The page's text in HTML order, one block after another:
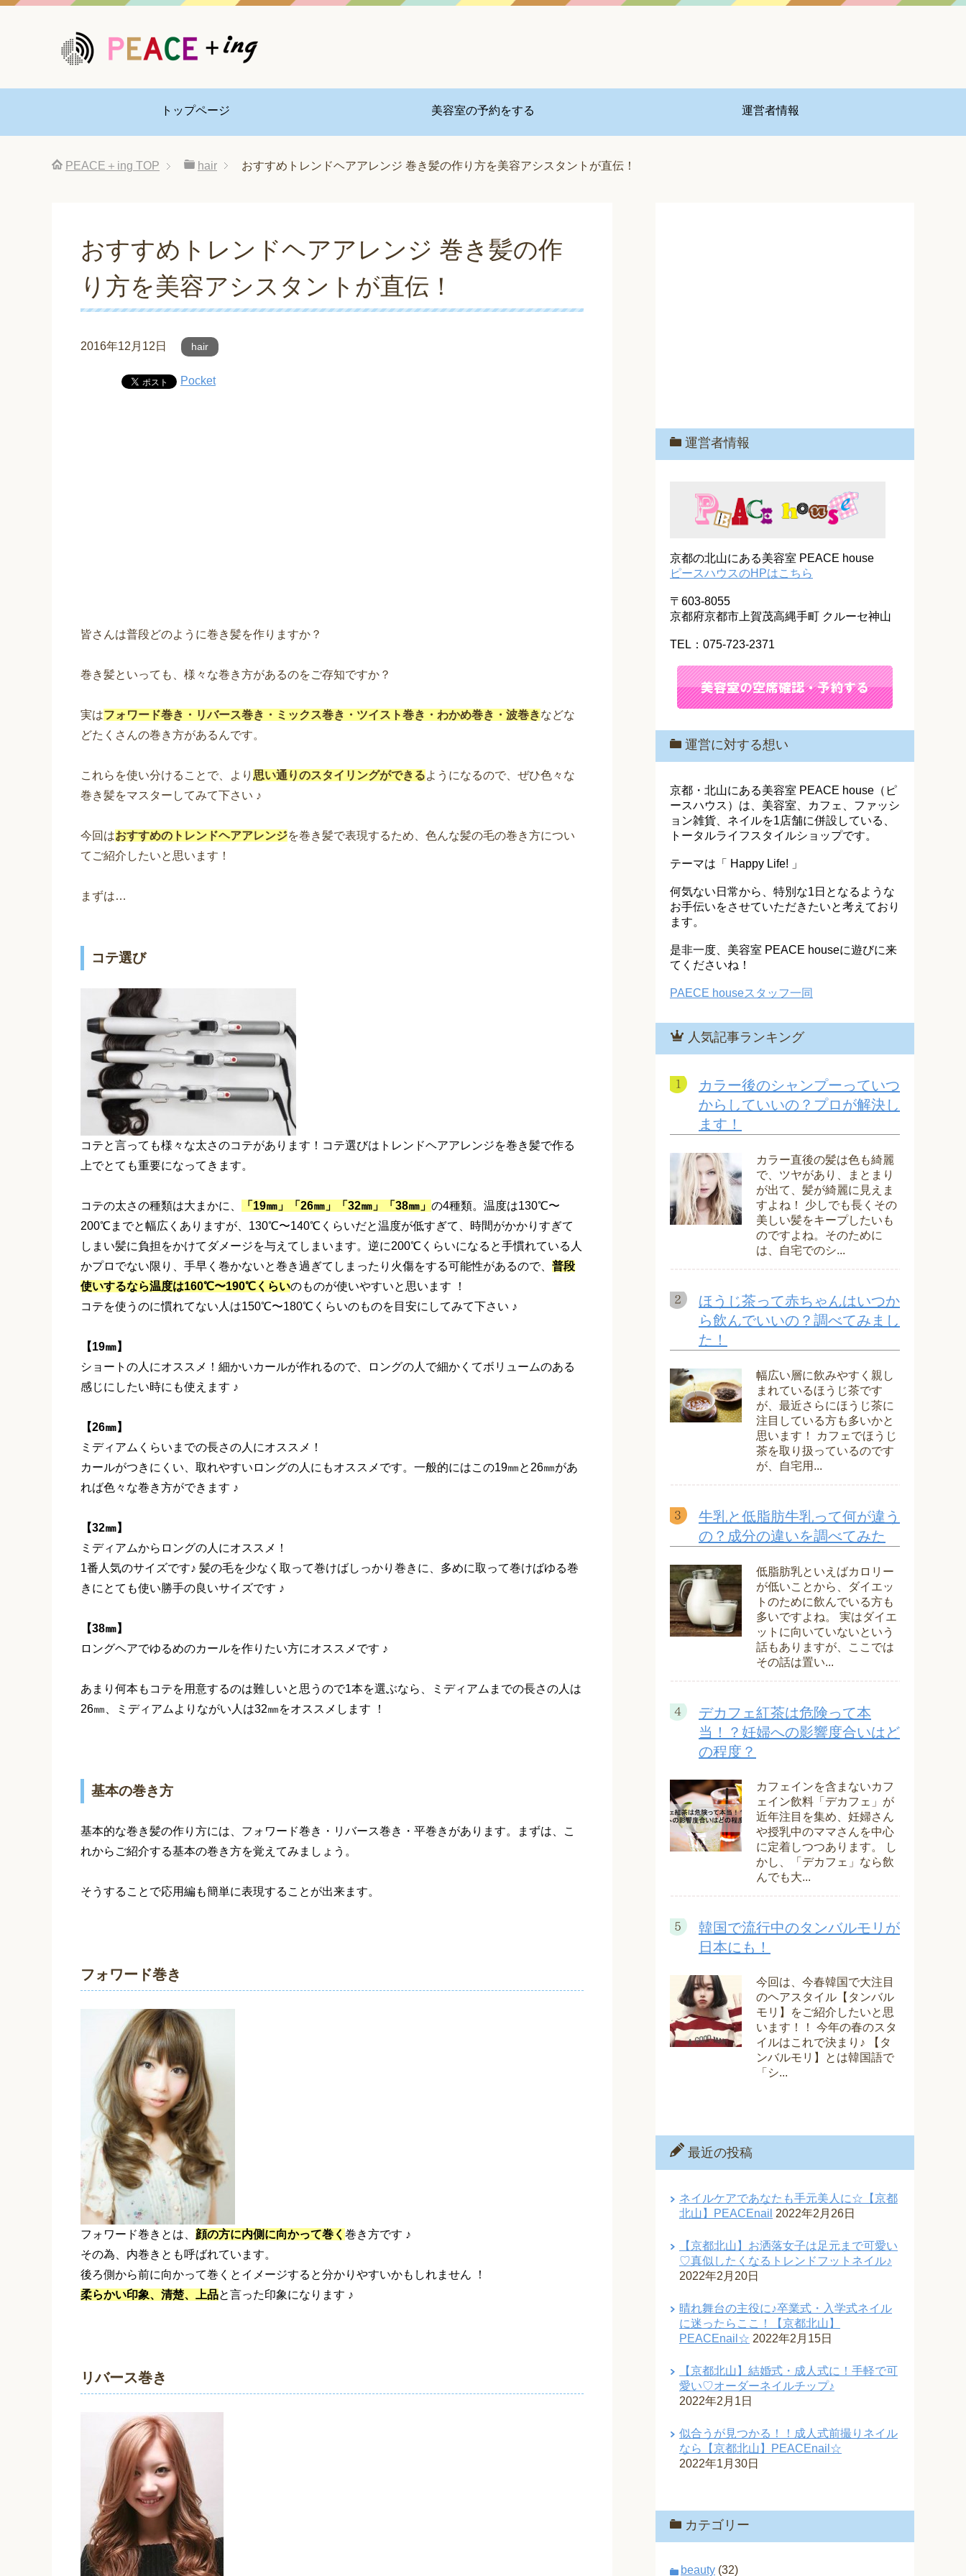
トップページ 美容室の予約をする 運営者情報
PEACE＋ing TOP hair おすすめトレンドヘアアレンジ 巻き髪の作り方を美容アシスタントが直伝！
おすすめトレンドヘアアレンジ 巻き髪の作
り方を美容アシスタントが直伝！
2016年12月12日 hair
Pocket
皆さんは普段どのように巻き髪を作りますか？
巻き髪といっても、様々な巻き方があるのをご存知ですか？
実はフォワード巻き・リバース巻き・ミックス巻き・ツイスト巻き・わかめ巻き・波巻きなどな
どたくさんの巻き方があるんです。
これらを使い分けることで、より 思い通りのスタイリングができるようになるので、ぜひ色々な
巻き髪をマスターしてみて下さい ♪
今回はおすすめのトレンドヘアアレンジを巻き髪で表現するため、色んな髪の毛の巻き方につい
てご紹介したいと思います！
まずは…
コテ選び
コテと言っても様々な太さのコテがあります！コテ選びはトレンドヘアアレンジを巻き髪で作る
上でとても重要になってきます。
コテの太さの種類は大まかに、 「19㎜」 「26㎜」 「32㎜」 「38㎜」 の4種類。温度は130℃〜
200℃までと幅広くありますが、130℃〜140℃くらいだと温度が低すぎて、時間がかかりすぎて
しまい髪に負担をかけてダメージを与えてしまいます。逆に200℃くらいになると手慣れている人
かプロでない限り、手早く巻かないと巻き過ぎてしまったり火傷をする可能性があるので、 普段
使いするなら温度は160℃〜190℃くらいのものが使いやすいと思います ！
コテを使うのに慣れてない人は150℃〜180℃くらいのものを目安にしてみて下さい ♪
【19㎜】
ショートの人にオススメ！細かいカールが作れるので、ロングの人で細かくてボリュームのある
感じにしたい時にも使えます ♪
【26㎜】
ミディアムくらいまでの長さの人にオススメ！
カールがつきにくい、取れやすいロングの人にもオススメです。一般的にはこの19㎜と26㎜があ
れば色々な巻き方ができます ♪
【32㎜】
ミディアムからロングの人にオススメ！
1番人気のサイズです♪ 髪の毛を少なく取って巻けばしっかり巻きに、多めに取って巻けばゆる巻
きにとても使い勝手の良いサイズです ♪
【38㎜】
ロングヘアでゆるめのカールを作りたい方にオススメです ♪
あまり何本もコテを用意するのは難しいと思うので1本を選ぶなら、ミディアムまでの長さの人は
26㎜、ミディアムよりながい人は32㎜をオススメします ！
基本の巻き方
基本的な巻き髪の作り方には、フォワード巻き・リバース巻き・平巻きがあります。まずは、こ
れからご紹介する基本の巻き方を覚えてみましょう。
そうすることで応用編も簡単に表現することが出来ます。
フォワード巻き
フォワード巻きとは、 顔の方に内側に向かって巻く 巻き方です ♪
その為、内巻きとも呼ばれています。
後ろ側から前に向かって巻くとイメージすると分かりやすいかもしれません ！
柔らかい印象、清楚、上品と言った印象になります ♪
リバース巻き
運営者情報
京都の北山にある美容室 PEACE house
ピースハウスのHPはこちら
〒603-8055
京都府京都市上賀茂高縄手町 クルーセ神山
TEL：075-723-2371
運営に対する想い
京都・北山にある美容室 PEACE house（ピ
ースハウス）は、美容室、カフェ、ファッシ
ョン雑貨、ネイルを1店舗に併設している、
トータルライフスタイルショップです。
テーマは「 Happy Life! 」
何気ない日常から、特別な1日となるような
お手伝いをさせていただきたいと考えており
ます。
是非一度、美容室 PEACE houseに遊びに来
てくださいね！
PAECE houseスタッフ一同
人気記事ランキング
カラー後のシャンプーっていつ
からしていいの？プロが解決し
ます！
カラー直後の髪は色も綺麗
で、ツヤがあり、まとまり
が出て、髪が綺麗に見えま
すよね！ 少しでも長くその
美しい髪をキープしたいも
のですよね。そのために
は、自宅でのシ...
ほうじ茶って赤ちゃんはいつか
ら飲んでいいの？調べてみまし
た！
幅広い層に飲みやすく親し
まれているほうじ茶です
が、最近さらにほうじ茶に
注目している方も多いかと
思います！ カフェでほうじ
茶を取り扱っているのです
が、自宅用...
牛乳と低脂肪牛乳って何が違う
の？成分の違いを調べてみた
低脂肪乳といえばカロリー
が低いことから、ダイエッ
トのために飲んでいる方も
多いですよね。 実はダイエ
ットに向いていないという
話もありますが、ここでは
その話は置い...
デカフェ紅茶は危険って本
当！？妊婦への影響度合いはど
の程度？
カフェインを含まないカフ
ェイン飲料「デカフェ」が
近年注目を集め、妊婦さん
や授乳中のママさんを中心
に定着しつつあります。 し
かし、「デカフェ」なら飲
んでも大...
韓国で流行中のタンバルモリが
日本にも！
今回は、今春韓国で大注目
のヘアスタイル【タンバル
モリ】をご紹介したいと思
います！！ 今年の春のスタ
イルはこれで決まり♪ 【タ
ンバルモリ】とは韓国語で
「シ...
最近の投稿
ネイルケアであなたも手元美人に☆【京都
北山】PEACEnail 2022年2月26日
【京都北山】お洒落女子は足元まで可愛い
♡真似したくなるトレンドフットネイル♪
2022年2月20日
晴れ舞台の主役に♪卒業式・入学式ネイル
に迷ったらここ！【京都北山】
PEACEnail☆ 2022年2月15日
【京都北山】結婚式・成人式に！手軽で可
愛い♡オーダーネイルチップ♪
2022年2月1日
似合うが見つかる！！成人式前撮りネイル
なら【京都北山】PEACEnail☆
2022年1月30日
カテゴリー
beauty (32)